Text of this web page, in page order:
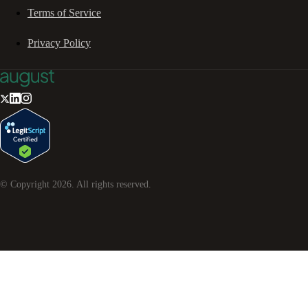
Terms of Service
Privacy Policy
© Copyright 2026. All rights reserved.